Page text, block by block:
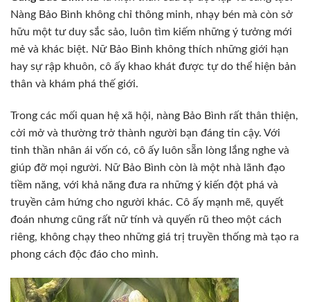
Nàng Bảo Bình không chỉ thông minh, nhạy bén mà còn sở
hữu một tư duy sắc sảo, luôn tìm kiếm những ý tưởng mới
mẻ và khác biệt. Nữ Bảo Bình không thích những giới hạn
hay sự rập khuôn, cô ấy khao khát được tự do thể hiện bản
thân và khám phá thế giới.
Trong các mối quan hệ xã hội, nàng Bảo Bình rất thân thiện,
cởi mở và thường trở thành người bạn đáng tin cậy. Với
tinh thần nhân ái vốn có, cô ấy luôn sẵn lòng lắng nghe và
giúp đỡ mọi người. Nữ Bảo Bình còn là một nhà lãnh đạo
tiềm năng, với khả năng đưa ra những ý kiến đột phá và
truyền cảm hứng cho người khác. Cô ấy mạnh mẽ, quyết
đoán nhưng cũng rất nữ tính và quyến rũ theo một cách
riêng, không chạy theo những giá trị truyền thống mà tạo ra
phong cách độc đáo cho mình.